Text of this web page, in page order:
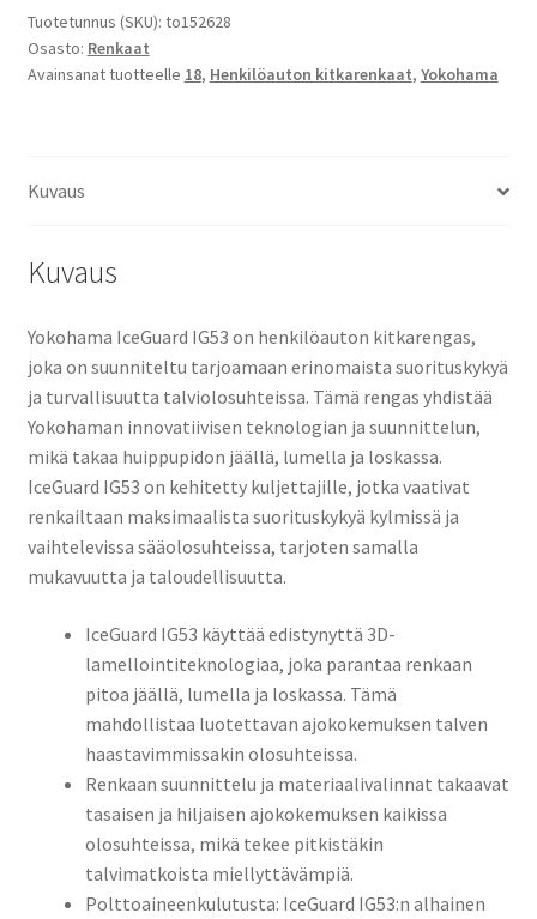
Tuotetunnus (SKU): to152628
Osasto: Renkaat
Avainsanat tuotteelle 18, Henkilöauton kitkarenkaat, Yokohama
Kuvaus
Kuvaus
Yokohama IceGuard IG53 on henkilöauton kitkarengas,
joka on suunniteltu tarjoamaan erinomaista suorituskykyä
ja turvallisuutta talviolosuhteissa. Tämä rengas yhdistää
Yokohaman innovatiivisen teknologian ja suunnittelun,
mikä takaa huippupidon jäällä, lumella ja loskassa.
IceGuard IG53 on kehitetty kuljettajille, jotka vaativat
renkailtaan maksimaalista suorituskykyä kylmissä ja
vaihtelevissa sääolosuhteissa, tarjoten samalla
mukavuutta ja taloudellisuutta.
IceGuard IG53 käyttää edistynyttä 3D-
lamellointiteknologiaa, joka parantaa renkaan
pitoa jäällä, lumella ja loskassa. Tämä
mahdollistaa luotettavan ajokokemuksen talven
haastavimmissakin olosuhteissa.
Renkaan suunnittelu ja materiaalivalinnat takaavat
tasaisen ja hiljaisen ajokokemuksen kaikissa
olosuhteissa, mikä tekee pitkistäkin
talvimatkoista miellyttävämpiä.
Polttoaineenkulutusta: IceGuard IG53:n alhainen